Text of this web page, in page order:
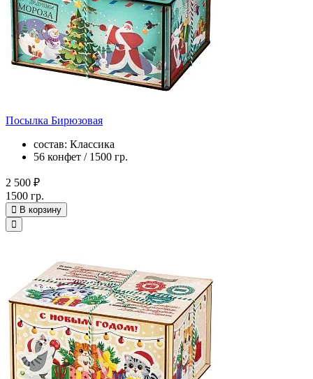
Посылка Бирюзовая
состав: Классика
56 конфет / 1500 гр.
2 500 ₽
1500 гр.
В корзину